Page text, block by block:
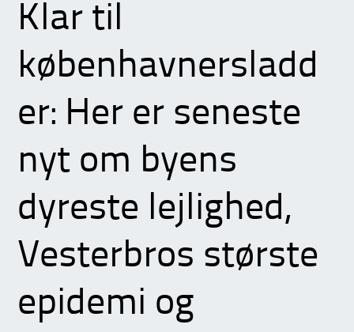
Klar til
københavnersladd
er: Her er seneste
nyt om byens
dyreste lejlighed,
Vesterbros største
epidemi og